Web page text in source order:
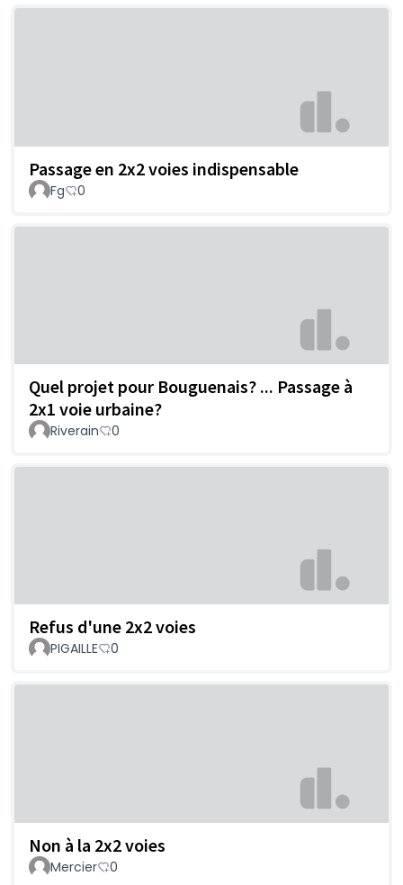
Passage en 2x2 voies indispensable
Fg 0
Quel projet pour Bouguenais? ... Passage à
2x1 voie urbaine?
Riverain 0
Refus d'une 2x2 voies
PIGAILLE 0
Non à la 2x2 voies
Mercier 0